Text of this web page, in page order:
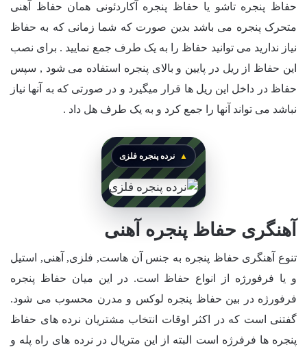
حفاظ پنجره تاشو یا حفاظ پنجره آکاردئونی همان حفاظ آهنی
متحرک پنجره می باشد بدین صورت که شما زمانی که به حفاظ
نیاز ندارید می توانید حفاظ را به یک طرف جمع نمایید . برای نصب
این حفاظ از ریل در پایین و بالای پنجره استفاده می شود , سپس
حفاظ در داخل این ریل ها قرار میگیرد و در صورتی که به آنها نیاز
نباشد می تواند آنها را جمع کرد و به یک طرف هل داد .
نرده پنجره فلزی
آهنگری حفاظ پنجره آهنی
تنوع آهنگری حفاظ پنجره به جنس آن هاست, فلزی, آهنی, استیل
و یا فرفورژه از انواع حفاظ است. در این میان حفاظ پنجره
فرفورژه در بین حفاظ پنجره لوکس و مدرن محسوب می شود.
گفتنی است که در اکثر اوقات انتخاب مشتریان نرده های حفاظ
پنجره ها فرفرژه است البته از این متریال در نرده های راه پله و